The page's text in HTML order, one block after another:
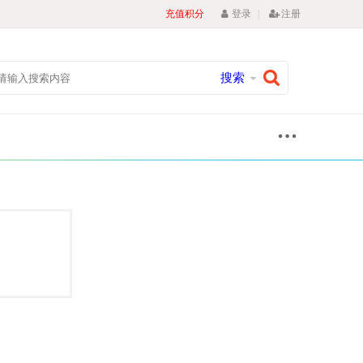
充值积分 登录 | 注册
搜索